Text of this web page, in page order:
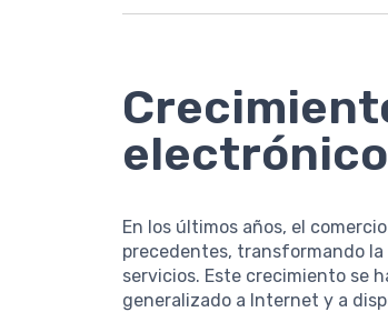
En los últimos años, el
precedentes, transformando
servicios. Este crecimiento se
generalizado a Internet y a